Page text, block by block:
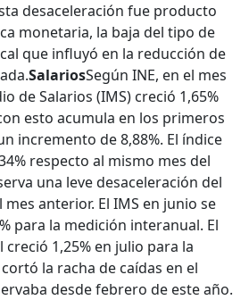
desaceleración fue producto
monetaria, la baja del tipo de
que influyó en la reducción de
SalariosSegún INE, en el mes
de Salarios (IMS) creció 1,65%
esto acumula en los primeros
incremento de 8,88%. El índice
respecto al mismo mes del
una leve desaceleración del
anterior. El IMS en junio se
para la medición interanual. El
creció 1,25% en julio para la
la racha de caídas en el
desde febrero de este año.